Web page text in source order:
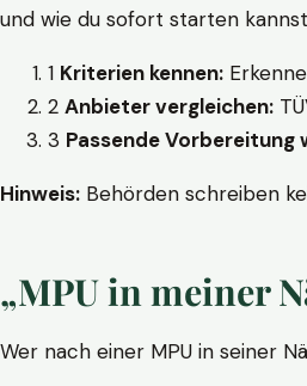
und wie du sofort starten
1 Kriterien kennen:
2 Anbieter vergleichen:
3 Passende Vorbereitung
Hinweis: Behörden schreiben
„MPU in meiner
Wer nach einer MPU in seiner